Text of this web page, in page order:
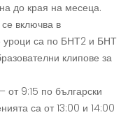
до края на месеца.
включва в
уроци са по БНТ2 и БНТ
клипове за
от 9:15 по български
са от 13:00 и 14:00